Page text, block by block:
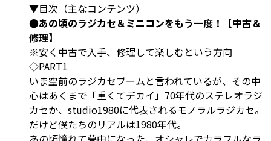
▼目次（主なコンテンツ）
●あの頃のラジカセ＆ミニコンをもう一度！【中古＆
修理】
※安く中古で入手、修理して楽しむという方向
◇PART1
いま空前のラジカセブームと言われているが、その中
心はあくまで「重くてデカイ」70年代のステレオラジ
カセか、studio1980に代表されるモノラルラジカセ。
だけど僕たちのリアルは1980年代。